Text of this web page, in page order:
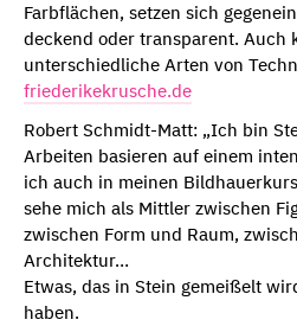
Farbflächen, setzen sich
deckend oder transparent. Auch
unterschiedliche Arten von
friederikekrusche.de
Robert Schmidt-Matt: „Ich bin
Arbeiten basieren auf einem
ich auch in meinen
sehe mich als Mittler zwischen
zwischen Form und Raum,
Architektur…
Etwas, das in Stein gemeißelt
haben.